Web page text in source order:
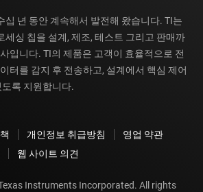
십 년 동안 계속해서 발전해 왔습니다. TI는
세싱 칩을 설계, 제조, 테스트 그리고 판매까
입니다. TI의 제품은 고객이 효율적으로 전
터를 감지 후 전송하고, 설계에서 핵심 제어
록 지원합니다.
개인정보 취급방침
영업 약관
웹 사이트 의견
Instruments Incorporated. All rights